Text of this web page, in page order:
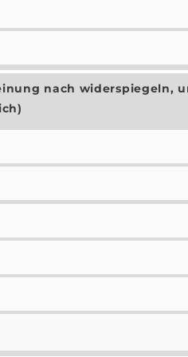
nach widerspiegeln,